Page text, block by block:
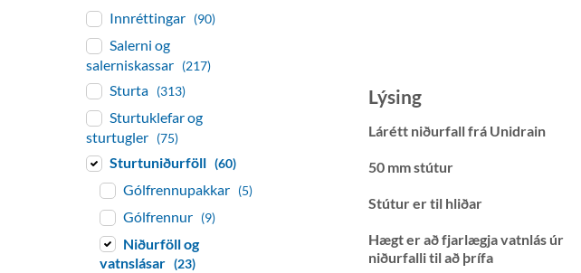
Lýsing
Lárétt niðurfall frá Unidrain
50 mm stútur
Stútur er til hliðar
Hægt er að fjarlægja vatnlás úr
niðurfalli til að þrífa
Innréttingar (90)
Salerni og
salerniskassar (217)
Sturta (313)
Sturtuklefar og
sturtugler (75)
Sturtuniðurföll (60)
Gólfrennupakkar (5)
Gólfrennur (9)
Niðurföll og
vatnslásar (23)